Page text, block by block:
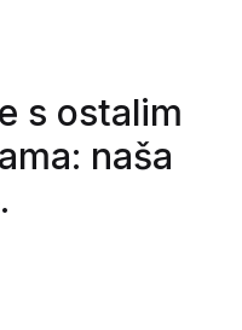
s ostalim
naša